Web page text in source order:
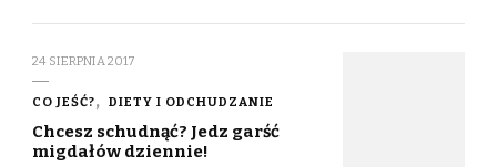
24 SIERPNIA 2017
CO JEŚĆ? DIETY I ODCHUDZANIE
Chcesz schudnąć? Jedz garść
migdałów dziennie!